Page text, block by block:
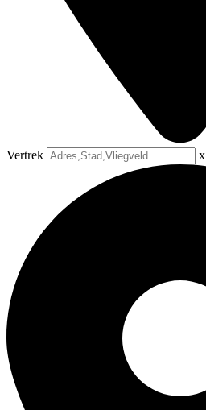
Vertrek x